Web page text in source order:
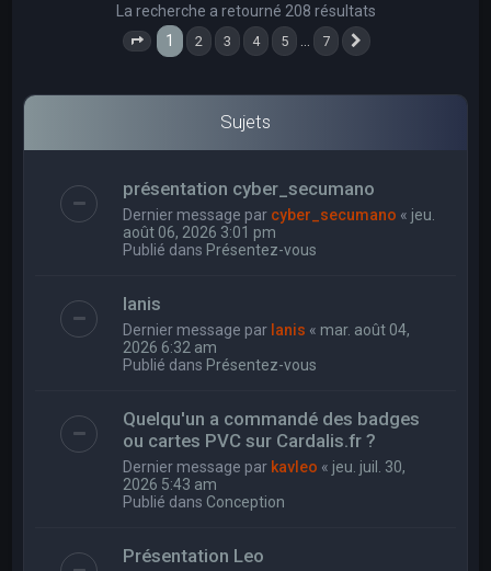
La recherche a retourné 208 résultats
Page 1 sur
1 2 3 4 5 7
Sujets
présentation cyber_secumano
Dernier message par cyber_secumano « jeu.
août 06, 2026 3:01 pm
Publié dans Présentez-vous
Ianis
Dernier message par Ianis « mar. août 04,
2026 6:32 am
Publié dans Présentez-vous
Quelqu'un a commandé des badges
ou cartes PVC sur Cardalis.fr ?
Dernier message par kavleo « jeu. juil. 30,
2026 5:43 am
Publié dans Conception
Présentation Leo